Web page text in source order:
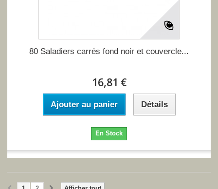
80 Saladiers carrés fond noir et couvercle...
16,81 €
Ajouter au panier Détails
En Stock